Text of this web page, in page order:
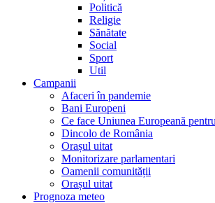
Politică
Religie
Sănătate
Social
Sport
Util
Campanii
Afaceri în pandemie
Bani Europeni
Ce face Uniunea Europeană
Dincolo de România
Orașul uitat
Monitorizare parlamentari
Oamenii comunității
Orașul uitat
Prognoza meteo